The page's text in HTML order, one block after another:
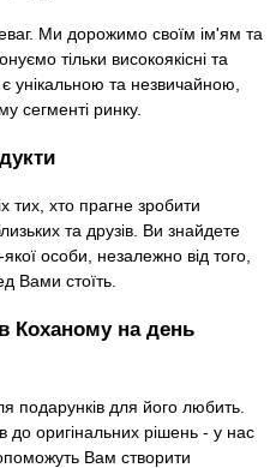
Ми дорожимо своїм ім'ям та
тільки високоякісні та
унікальною та незвичайною,
сегменті ринку.
тих, хто прагне зробити
та друзів. Ви знайдете
особи, незалежно від того,
Вами стоїть.
Коханому на день
подарунків для його любить.
до оригінальних рішень - у нас
Вам створити